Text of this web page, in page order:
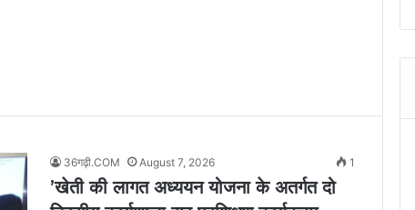
36गढ़ी.COM August 7, 2026 1
’खेती की लागत अध्ययन योजना के अतर्गत दो